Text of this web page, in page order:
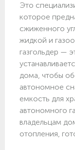
Это
которое
сжиженного
жидкой и
газгольдер —
дома, чтобы
автономное
емкость для
автономного
владельцам
отопления,